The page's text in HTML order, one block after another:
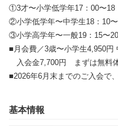
①3才〜小学低学年17：00〜18
②小学低学年〜中学生18：10
③小学高学年〜一般19：15〜
■月会費／3歳〜小学生4,950円
入会金7,700円 まずは無料
■2026年6月末までのご入会で
基本情報